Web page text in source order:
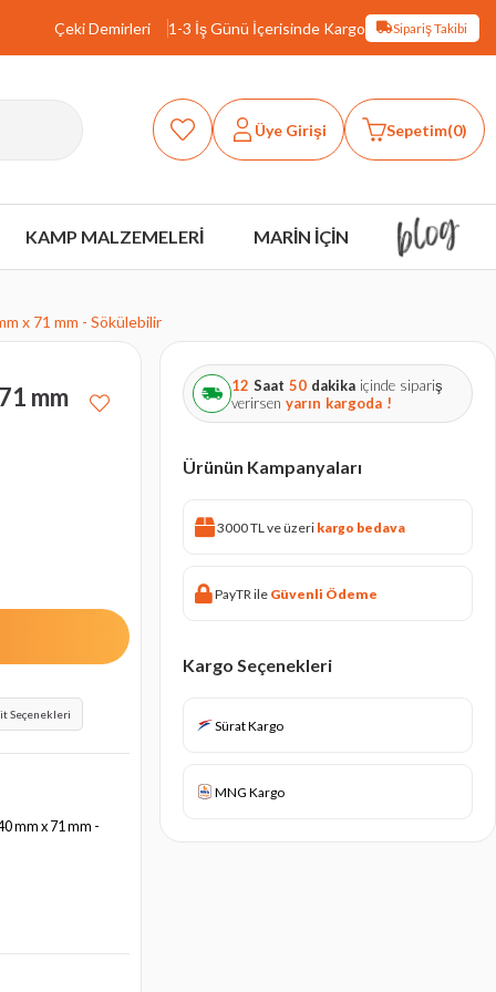
Çeki Demirleri 1-3 İş Günü İçerisinde Kargo Sipariş Takibi
Üye Girişi Sepetim 0
KAMP MALZEMELERİ MARİN İÇİN
x 71 mm - Sökülebilir
mm
Seçenekleri
mm x 71 mm -
12 Saat 50 dakika içinde sipariş
verirsen yarın kargoda !
Ürünün Kampanyaları
3000 TL ve üzeri kargo bedava
PayTR ile Güvenli Ödeme
Kargo Seçenekleri
Sürat Kargo
MNG Kargo